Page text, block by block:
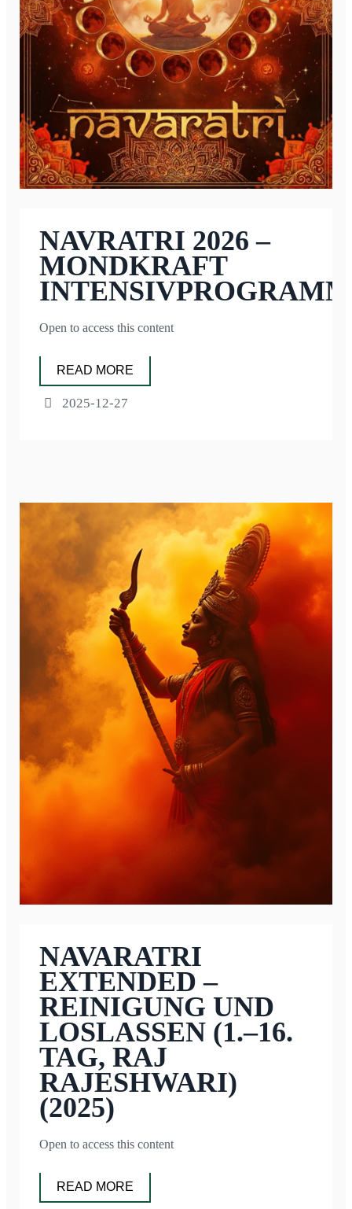
NAVRATRI 2026 –
MONDKRAFT
INTENSIVPROGRAMM
Open to access this content
READ MORE
2025-12-27
NAVARATRI
EXTENDED –
REINIGUNG UND
LOSLASSEN (1.–16.
TAG, RAJ
RAJESHWARI)
(2025)
Open to access this content
READ MORE